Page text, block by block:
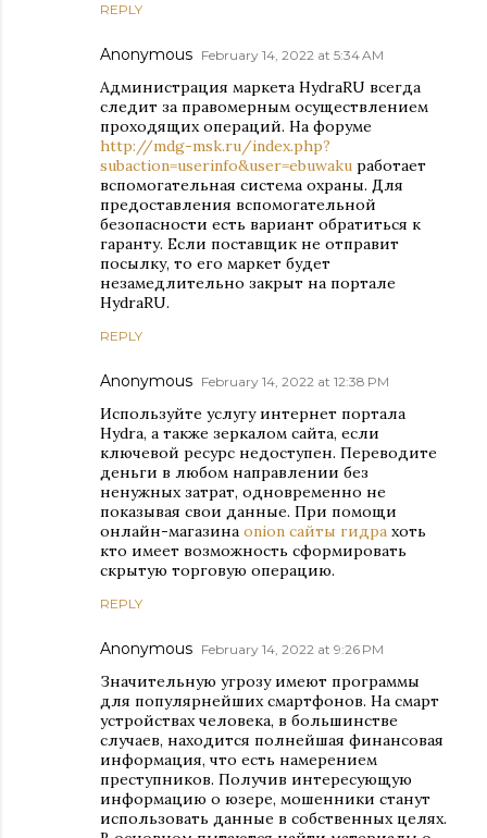
REPLY
Anonymous February 14, 2022 at 5:34 AM
Администрация маркета HydraRU всегда
следит за правомерным осуществлением
проходящих операций. На форуме
http://mdg-msk.ru/index.php?
subaction=userinfo&user=ebuwaku работает
вспомогательная система охраны. Для
предоставления вспомогательной
безопасности есть вариант обратиться к
гаранту. Если поставщик не отправит
посылку, то его маркет будет
незамедлительно закрыт на портале
HydraRU.
REPLY
Anonymous February 14, 2022 at 12:38 PM
Используйте услугу интернет портала
Hydra, а также зеркалом сайта, если
ключевой ресурс недоступен. Переводите
деньги в любом направлении без
ненужных затрат, одновременно не
показывая свои данные. При помощи
онлайн-магазина onion сайты гидра хоть
кто имеет возможность сформировать
скрытую торговую операцию.
REPLY
Anonymous February 14, 2022 at 9:26 PM
Значительную угрозу имеют программы
для популярнейших смартфонов. На смарт
устройствах человека, в большинстве
случаев, находится полнейшая финансовая
информация, что есть намерением
преступников. Получив интересующую
информацию о юзере, мошенники станут
использовать данные в собственных целях.